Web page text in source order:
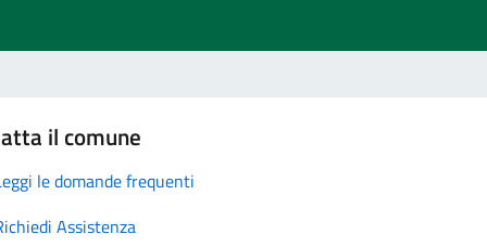
il comune
le domande frequenti
Assistenza